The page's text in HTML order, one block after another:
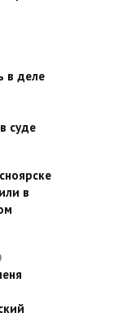
в деле
суде
в